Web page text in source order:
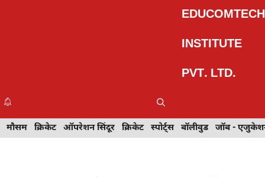
EDUCOMTECH
INSTITUTE
PVT. LTD.
इवेंट
खेल मेहंदी डिज़ाइन टेक्नोलॉजी ट्रेवल बॉलीवुड जॉब - एजुकेशन
मौसम क्रिकेट ऑपरेशन सिंदूर क्रिकेट स्पोर्ट्स बॉलीवुड जॉब -